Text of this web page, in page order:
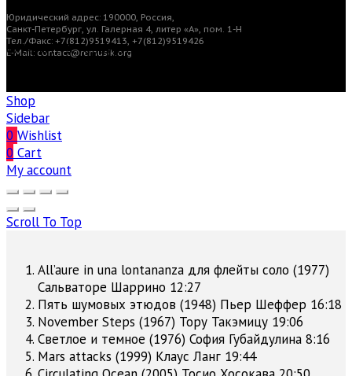
Юридический адрес: 190000, Россия,
Санкт-Петербург, ул. Галерная 4, литер «А», пом. 1-Н
Тел./Факс: +7(812)9519413, +7(812)9519426
E-Mail: contact@remusik.org
© Санкт-Петербургский центр современной
Shop
Sidebar
0 Wishlist
0 Cart
My account
Scroll To Top
All’aure in una lontananza для флейты соло (1977)
Сальваторе Шаррино 12:27
Пять шумовых этюдов (1948) Пьер Шеффер 16:18
November Steps (1967) Тору Такэмицу 19:06
Светлое и темное (1976) София Губайдулина 8:16
Mars attacks (1999) Клаус Ланг 19:44